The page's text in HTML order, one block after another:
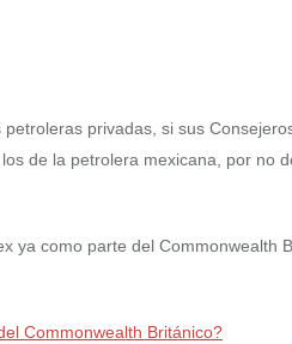
privadas, si sus
de la petrolera mexicana, por no
ya como parte del Commonwealth
Commonwealth Británico?